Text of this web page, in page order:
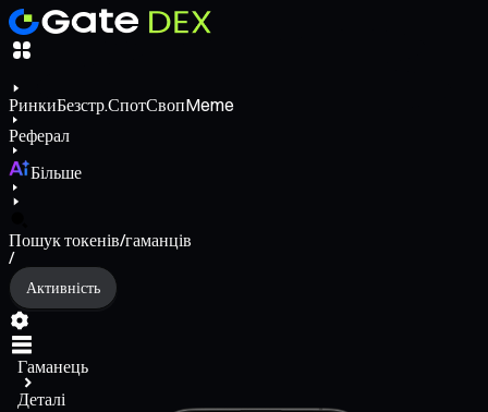
РинкиБезстр.СпотСвопMeme
Реферал
Більше
Пошук токенів/гаманців
/
Активність
Гаманець
Деталі